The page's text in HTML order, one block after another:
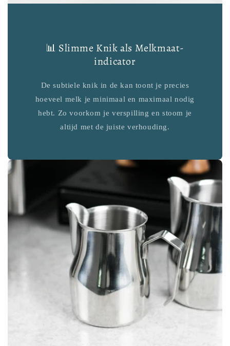
📊 Slimme Knik als Melkmaat-
indicator
De subtiele knik in de kan toont je precies
hoeveel melk je minimaal en maximaal nodig
hebt. Zo voorkom je verspilling en stoom je
altijd met de juiste verhouding.